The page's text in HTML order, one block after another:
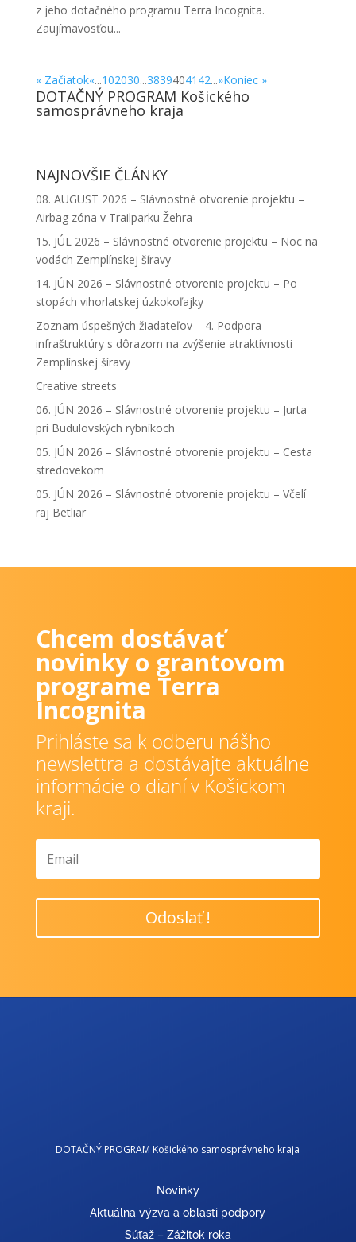
z jeho dotačného programu Terra Incognita.
Zaujímavosťou...
« Začiatok«...102030...38394041 42...»Koniec »
DOTAČNÝ PROGRAM Košického
samosprávneho kraja
NAJNOVŠIE ČLÁNKY
08. AUGUST 2026 – Slávnostné otvorenie projektu –
Airbag zóna v Trailparku Žehra
15. JÚL 2026 – Slávnostné otvorenie projektu – Noc na
vodách Zemplínskej šíravy
14. JÚN 2026 – Slávnostné otvorenie projektu – Po
stopách vihorlatskej úzkokoľajky
Zoznam úspešných žiadateľov – 4. Podpora
infraštruktúry s dôrazom na zvýšenie atraktívnosti
Zemplínskej šíravy
Creative streets
06. JÚN 2026 – Slávnostné otvorenie projektu – Jurta
pri Budulovských rybníkoch
05. JÚN 2026 – Slávnostné otvorenie projektu – Cesta
stredovekom
05. JÚN 2026 – Slávnostné otvorenie projektu – Včelí
raj Betliar
Chcem dostávať
novinky o grantovom
programe Terra
Incognita
Prihláste sa k odberu nášho
newslettra a dostávajte aktuálne
informácie o dianí v Košickom
kraji.
Odoslať !
DOTAČNÝ PROGRAM Košického samosprávneho kraja
Novinky
Aktuálna výzva a oblasti podpory
Súťaž – Zážitok roka